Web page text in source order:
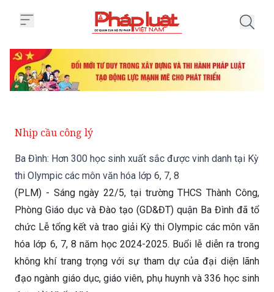
Nhịp cầu công lý
Ba Đình: Hơn 300 học sinh xuất sắc được vinh danh tại Kỳ
thi Olympic các môn văn hóa lớp 6, 7, 8
(PLM) - Sáng ngày 22/5, tại trường THCS Thành Công,
Phòng Giáo dục và Đào tạo (GD&ĐT) quận Ba Đình đã tổ
chức Lễ tổng kết và trao giải Kỳ thi Olympic các môn văn
hóa lớp 6, 7, 8 năm học 2024-2025. Buổi lễ diễn ra trong
không khí trang trọng với sự tham dự của đại diện lãnh
đạo ngành giáo dục, giáo viên, phụ huynh và 336 học sinh